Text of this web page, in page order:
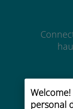
personal